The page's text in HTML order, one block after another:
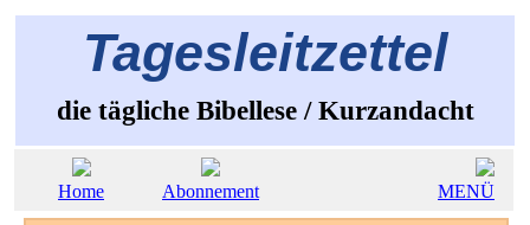
Tagesleitzettel
die tägliche Bibellese / Kurzandacht
Home Abonnement MENÜ